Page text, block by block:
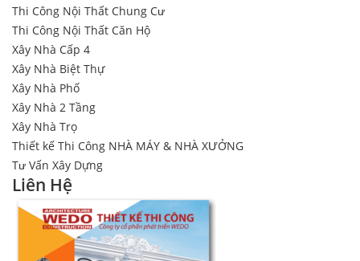
Thi Công Nội Thất Chung Cư
Thi Công Nội Thất Căn Hộ
Xây Nhà Cấp 4
Xây Nhà Biệt Thự
Xây Nhà Phố
Xây Nhà 2 Tầng
Xây Nhà Trọ
Thiết kế Thi Công NHÀ MÁY & NHÀ XƯỞNG
Tư Vấn Xây Dựng
Liên Hệ